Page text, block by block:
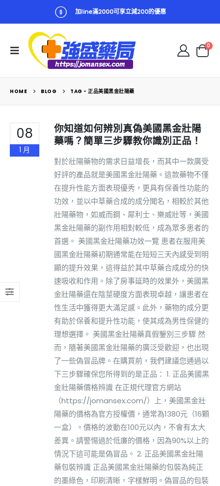
加line滿2000可享立減200的優惠
0
HOME BLOG TAG - 正品美國黑金壯陽藥
08
1 月
你知道如何辨別真偽美國黑金壯陽
藥嗎？簡單三步驟教你識別正品！
對於壯陽藥物的需求日益增長，而其中一款廣受
好評的產品就是美國黑金壯陽藥。這款藥物不僅
在提升性能方面表現優秀，更具有保養性功能的
功效，並以中草藥合成的成分聞名，相較於其他
壯陽藥物，如威而鋼、犀利士、樂威壯等，美國
黑金壯陽藥的副作用相對較低，成為眾多患者的
首選。 美國黑金壯陽藥功效一覽 患者在服用美
國黑金壯陽藥初期通常能在短短三天內感受到明
顯的提升效果，這得益於其中草藥合成成分的快
速吸收和作用。除了房事延時的效果外，美國黑
金壯陽藥還在陰莖硬度方面表現卓越，讓患者在
性生活中獲得更大滿足感。此外，藥物的成分更
有助於保養和提升性功能，使其成為男性保健的
理想選擇。 美國黑金壯陽藥真假鑒別三步驟 然
而，隨著美國黑金壯陽藥的廣泛受歡迎，也出現
了一些偽冒品牌。在購買前，我們建議您通過以
下三步驟確保您所得到的是正品： 1. 正品美國黑
金壯陽藥價格辨識 在正規代理官方網站
（https://jomansex.com/）上，美國黑金壯
陽藥的價格為官方授權價，通常為1380元（16顆
一盒）。價格的波動在100元以內，不會有太大
差異。請警惕過於低廉的價格，因為90%以上的
情況下這可能是偽冒品。 2. 正品美國黑金壯陽
藥包裝辨識 正品美國黑金壯陽藥的包裝為純正
的墨綠色，印刷清晰，字樣鮮明。偽冒品的包裝